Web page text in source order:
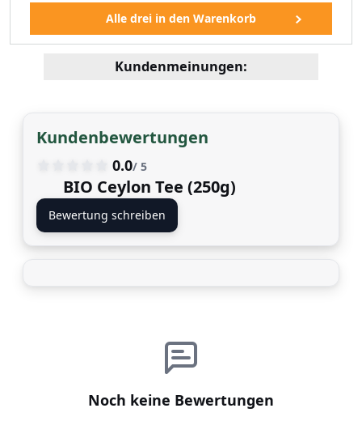
Kundenmeinungen:
Kundenbewertungen
0.0/ 5
BIO Ceylon Tee (250g)
Bewertung schreiben
Noch keine Bewertungen